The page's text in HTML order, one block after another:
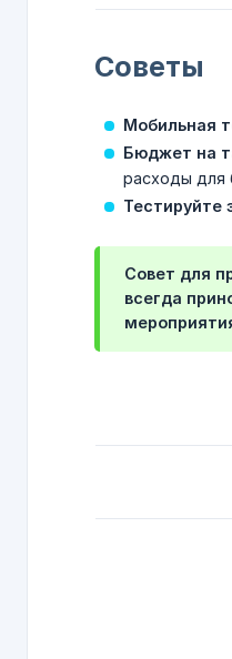
Советы
Мобильная
Бюджет на
расходы для
Тестируйте
Совет для
всегда